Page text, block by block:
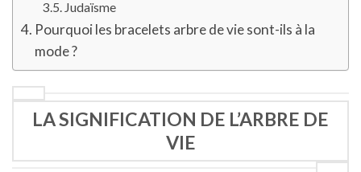
Judaïsme
Pourquoi les bracelets arbre de vie sont-ils à la
mode ?
LA SIGNIFICATION DE L’ARBRE DE
VIE